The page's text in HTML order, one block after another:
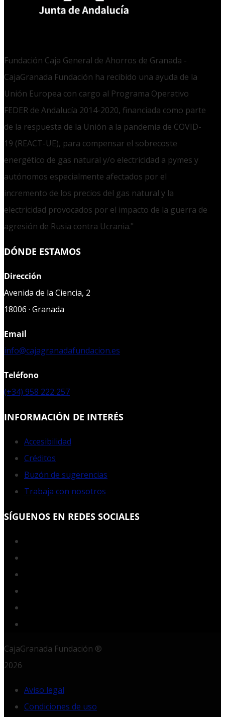
Fundación Caja General de Ahorros de Granada -
CajaGranada Fundación ha recibido una ayuda de la
Unión Europea con cargo al Programa Operativo
FEDER de Andalucía 2014-2020, financiada como parte
de la respuesta de la Unión a la pandemia de COVID-
19 (REACT-UE), para compensar el sobrecoste
energético de gas natural y/o electricidad a pymes y
autónomos especialmente afectados por el
incremento de los precios del gas natural y la
electricidad provocados por el impacto de la guerra de
agresión de Rusia contra Ucrania."
DÓNDE ESTAMOS
Dirección
Avenida de la Ciencia, 2
18006 · Granada
Email
info@cajagranadafundacion.es
Teléfono
(+34) 958 222 257
INFORMACIÓN DE INTERÉS
Accesibilidad
Créditos
Buzón de sugerencias
Trabaja con nosotros
SÍGUENOS EN REDES SOCIALES
CajaGranada Fundación ®
2026
Aviso legal
Condiciones de uso